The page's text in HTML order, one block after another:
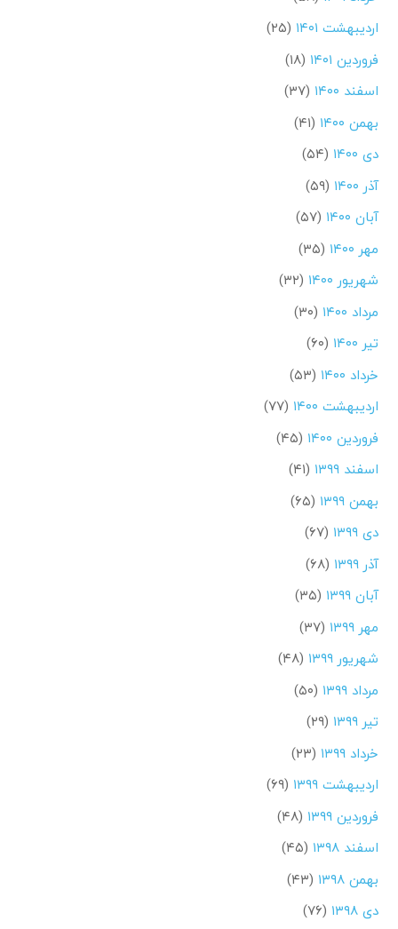
اردیبهشت ۱۴۰۱
(۲۵)
فروردین ۱۴۰۱
(۱۸)
اسفند ۱۴۰۰
(۳۷)
بهمن ۱۴۰۰
(۴۱)
دی ۱۴۰۰
(۵۴)
آذر ۱۴۰۰
(۵۹)
آبان ۱۴۰۰
(۵۷)
مهر ۱۴۰۰
(۳۵)
شهریور ۱۴۰۰
(۳۲)
مرداد ۱۴۰۰
(۳۰)
تیر ۱۴۰۰
(۶۰)
خرداد ۱۴۰۰
(۵۳)
اردیبهشت ۱۴۰۰
(۷۷)
فروردین ۱۴۰۰
(۴۵)
اسفند ۱۳۹۹
(۴۱)
بهمن ۱۳۹۹
(۶۵)
دی ۱۳۹۹
(۶۷)
آذر ۱۳۹۹
(۶۸)
آبان ۱۳۹۹
(۳۵)
مهر ۱۳۹۹
(۳۷)
شهریور ۱۳۹۹
(۴۸)
مرداد ۱۳۹۹
(۵۰)
تیر ۱۳۹۹
(۲۹)
خرداد ۱۳۹۹
(۲۳)
اردیبهشت ۱۳۹۹
(۶۹)
فروردین ۱۳۹۹
(۴۸)
اسفند ۱۳۹۸
(۴۵)
بهمن ۱۳۹۸
(۴۳)
دی ۱۳۹۸
(۷۶)